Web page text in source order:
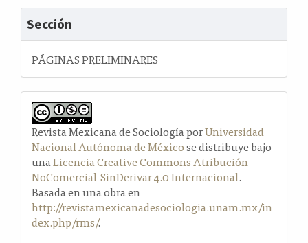
Sección
PÁGINAS PRELIMINARES
Revista Mexicana de Sociología porUniversidad
Nacional Autónoma de Méxicose distribuye bajo
unaLicencia Creative Commons Atribución-
NoComercial-SinDerivar 4.0 Internacional.
Basada en una obra en
http://revistamexicanadesociologia.unam.mx/in
dex.php/rms/.